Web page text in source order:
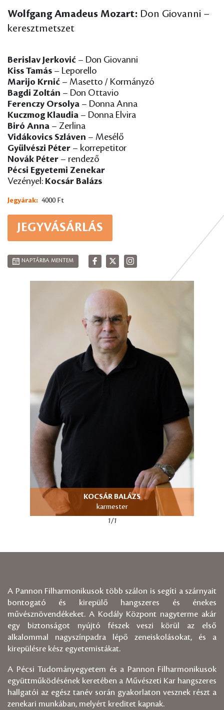
Wolfgang Amadeus Mozart: Don Giovanni –
keresztmetszet
Berislav Jerković – Don Giovanni
Kiss Tamás – Leporello
Marijo Krnić – Masetto / Kormányzó
Bagdi Zoltán – Don Ottavio
Ferenczy Orsolya – Donna Anna
Kuczmog Klaudia – Donna Elvira
Biró Anna – Zerlina
Vidákovics Szláven – Mesélő
Gyülvészi Péter – korrepetitor
Novák Péter – rendező
Pécsi Egyetemi Zenekar
Vezényel: Kocsár Balázs
Jegyárak: 4000 Ft
JEGYVÁSÁRLÁS
NAPTÁRBA MENTEM
KOCSÁR BALÁZS
karmester
1/1
A Pannon Filharmonikusok több szálon is segíti a szárnyait
bontogató és kirepülő hangszeres és énekes
művésznövendékeket. A Kodály Központ nagyterme akár
egy biztonságot nyújtó fészek veszi körül az első
alkalommal nagyszínpadra lépő zeneiskolásokat, és a
kirepülésre kész egyetemistákat.
A Pécsi Tudományegyetem és a Pannon Filharmonikusok
együttműködésének keretében a Művészeti Kar hangszeres
hallgatói az egész tanév során gyakorlaton vesznek részt a
zenekari munkában, melyért kreditet kapnak.